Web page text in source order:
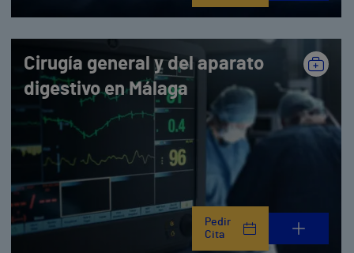
Cirugía general y del aparato
digestivo en Málaga
Pedir
Cita